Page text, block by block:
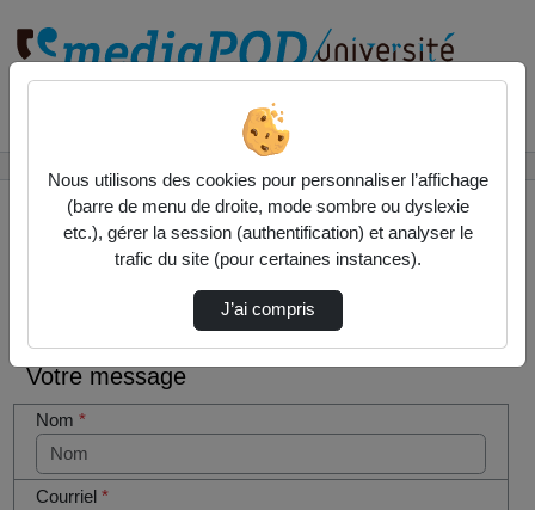
Contactez nous
Votre message
Nom*
Courriel*
êtes un
humain en
métal
(obligatoire)
Nous utilisons des cookies pour personnaliser l’affichage
(barre de menu de droite, mode sombre ou dyslexie
etc.), gérer la session (authentification) et analyser le
trafic du site (pour certaines instances).
J’ai compris